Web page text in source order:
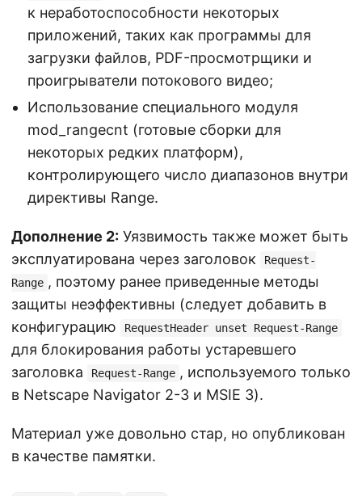
к неработоспособности некоторых
приложений, таких как программы для
загрузки файлов, PDF-просмотрщики и
проигрыватели потокового видео;
Использование специального модуля
mod_rangecnt (готовые сборки для
некоторых редких платформ),
контролирующего число диапазонов внутри
директивы Range.
Дополнение 2: Уязвимость также может быть
эксплуатирована через заголовок
Request-
Range , поэтому ранее приведенные методы
защиты неэффективны (следует добавить в
конфигурацию
RequestHeader unset Request-Range
для блокирования работы устаревшего
заголовка
Request-Range , используемого только
в Netscape Navigator 2-3 и MSIE 3).
Материал уже довольно стар, но опубликован
в качестве памятки.